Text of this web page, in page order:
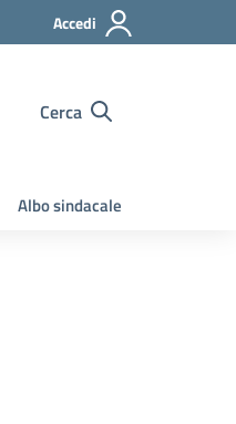
Accedi
Cerca
Albo sindacale